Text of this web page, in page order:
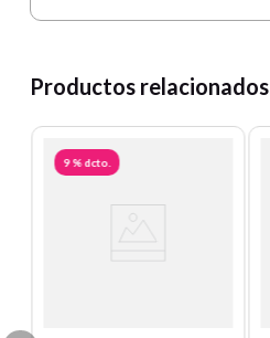
Productos relacionados
9 %dcto.